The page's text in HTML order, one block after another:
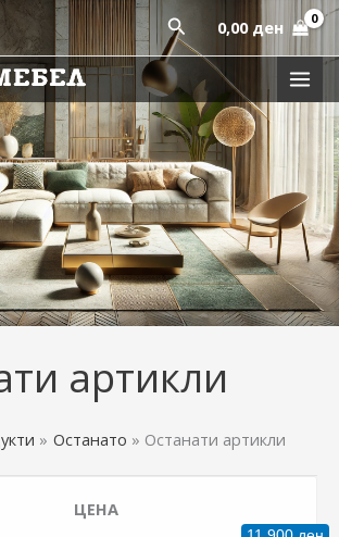
Пребарај
0,00 ден
артикли
Останато Останати артикли
Sorted
by
latest